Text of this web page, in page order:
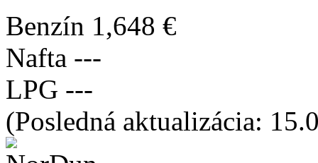
Benzín 1,648 €
Nafta ---
LPG ---
(Posledná aktualizácia: